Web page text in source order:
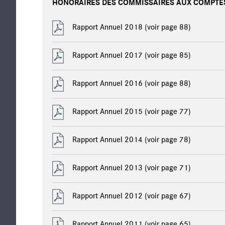
HONORAIRES DES COMMISSAIRES AUX
Rapport Annuel 2018 (voir page 88)
Rapport Annuel 2017 (voir page 85)
Rapport Annuel 2016 (voir page 88)
Rapport Annuel 2015 (voir page 77)
Rapport Annuel 2014 (voir page 78)
Rapport Annuel 2013 (voir page 71)
Rapport Annuel 2012 (voir page 67)